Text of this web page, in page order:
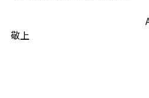
ASCDC
敬上